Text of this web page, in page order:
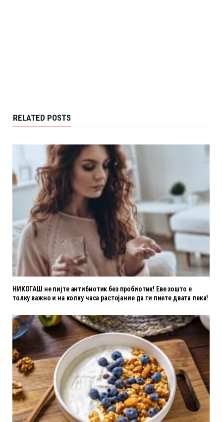
RELATED POSTS
НИКОГАШ не пијте антибиотик без пробиотик! Еве зошто е
толку важно и на колку часа растојание да ги пиете двата лека!